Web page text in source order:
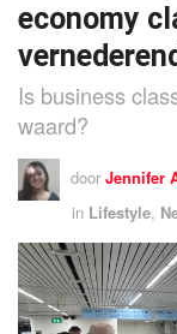
economy
Is business
waard?
door Jennifer
in Lifestyle,